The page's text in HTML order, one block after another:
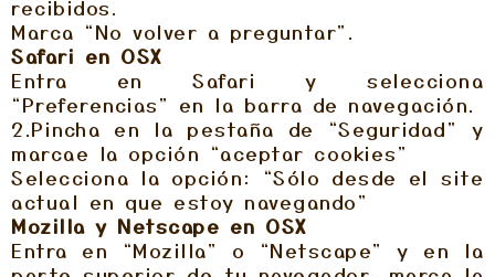
recibidos.
Marca “No volver a preguntar”.
Safari en OSX
Entra en Safari y selecciona
“Preferencias” en la barra de navegación.
2.Pincha en la pestaña de “Seguridad” y
marcae la opción “aceptar cookies”
Selecciona la opción: “Sólo desde el site
actual en que estoy navegando”
Mozilla y Netscape en OSX
Entra en “Mozilla” o “Netscape” y en la